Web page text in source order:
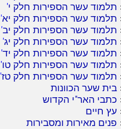
תלמוד עשר הספירות חלק י'
תלמוד עשר הספירות חלק יא'
תלמוד עשר הספירות חלק יב'
תלמוד עשר הספירות חלק יג'
תלמוד עשר הספירות חלק יד'
תלמוד עשר הספירות חלק טו'
תלמוד עשר הספירות חלק טז'
בית שער הכוונות
כתבי האר"י הקדוש
עץ חיים
פנים מאירות ומסבירות